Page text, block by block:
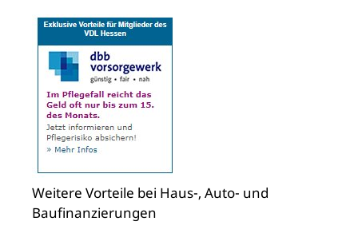
Weitere Vorteile bei Haus-, Auto- und
Baufinanzierungen